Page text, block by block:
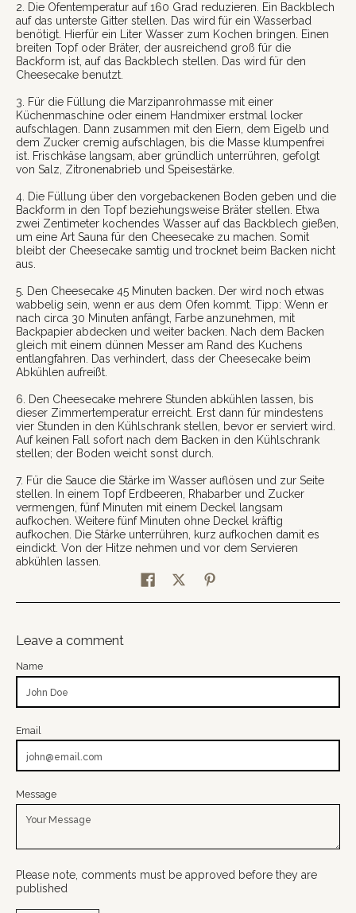
2. Die Ofentemperatur auf 160 Grad reduzieren. Ein Backblech
auf das unterste Gitter stellen. Das wird für ein Wasserbad
benötigt. Hierfür ein Liter Wasser zum Kochen bringen. Einen
breiten Topf oder Bräter, der ausreichend groß für die
Backform ist, auf das Backblech stellen. Das wird für den
Cheesecake benutzt.
3. Für die Füllung die Marzipanrohmasse mit einer
Küchenmaschine oder einem Handmixer erstmal locker
aufschlagen. Dann zusammen mit den Eiern, dem Eigelb und
dem Zucker cremig aufschlagen, bis die Masse klumpenfrei
ist. Frischkäse langsam, aber gründlich unterrühren, gefolgt
von Salz, Zitronenabrieb und Speisestärke.
4. Die Füllung über den vorgebackenen Boden geben und die
Backform in den Topf beziehungsweise Bräter stellen. Etwa
zwei Zentimeter kochendes Wasser auf das Backblech gießen,
um eine Art Sauna für den Cheesecake zu machen. Somit
bleibt der Cheesecake samtig und trocknet beim Backen nicht
aus.
5. Den Cheesecake 45 Minuten backen. Der wird noch etwas
wabbelig sein, wenn er aus dem Ofen kommt. Tipp: Wenn er
nach circa 30 Minuten anfängt, Farbe anzunehmen, mit
Backpapier abdecken und weiter backen. Nach dem Backen
gleich mit einem dünnen Messer am Rand des Kuchens
entlangfahren. Das verhindert, dass der Cheesecake beim
Abkühlen aufreißt.
6. Den Cheesecake mehrere Stunden abkühlen lassen, bis
dieser Zimmertemperatur erreicht. Erst dann für mindestens
vier Stunden in den Kühlschrank stellen, bevor er serviert wird.
Auf keinen Fall sofort nach dem Backen in den Kühlschrank
stellen; der Boden weicht sonst durch.
7. Für die Sauce die Stärke im Wasser auflösen und zur Seite
stellen. In einem Topf Erdbeeren, Rhabarber und Zucker
vermengen, fünf Minuten mit einem Deckel langsam
aufkochen. Weitere fünf Minuten ohne Deckel kräftig
aufkochen. Die Stärke unterrühren, kurz aufkochen damit es
eindickt. Von der Hitze nehmen und vor dem Servieren
abkühlen lassen.
Leave a comment
Name
Email
Message
Please note, comments must be approved before they are
published